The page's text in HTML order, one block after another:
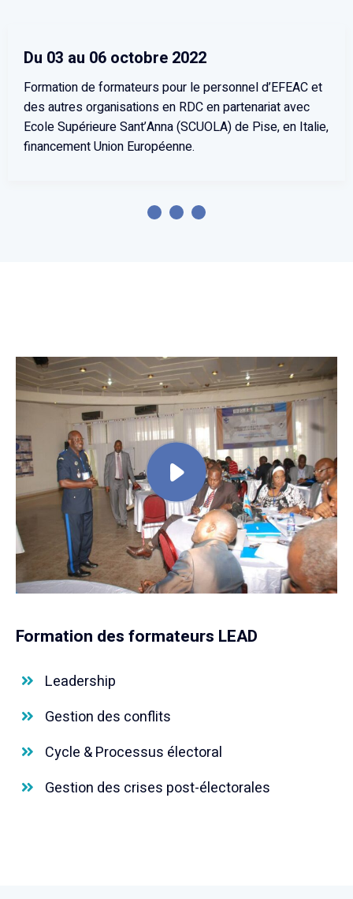
03 au 06 octobre 2022
de formateurs pour le personnel d’EFEAC et
autres organisations en RDC en partenariat avec
Supérieure Sant’Anna (SCUOLA) de Pise, en Italie,
Union Européenne.
Formation des formateurs LEAD
Leadership
Gestion des conflits
Cycle & Processus électoral
Gestion des crises post-électorales